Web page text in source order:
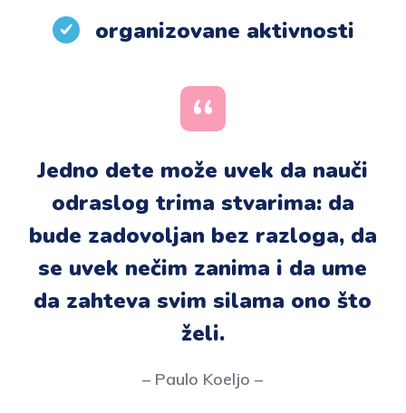
organizovane aktivnosti
Jedno dete može uvek da nauči
odraslog trima stvarima: da
bude zadovoljan bez razloga, da
se uvek nečim zanima i da ume
da zahteva svim silama ono što
želi.
– Paulo Koeljo –